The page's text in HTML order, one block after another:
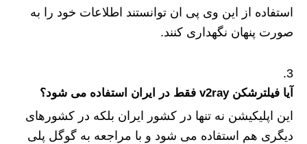
استفاده از این وی پی ان توانستند اطلاعات خود را به
صورت پنهان نگهداری کنند.
آیا فیلترشکن v2ray فقط در ایران استفاده می شود؟
این اپلیکیشن نه تنها در کشور ایران بلکه در کشورهای
دیگری هم استفاده می شود و با مراجعه به گوگل پلی